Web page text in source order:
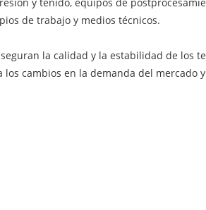
de trabajo y medios técnicos.
la calidad y la estabilidad de los
cambios en la demanda del mercado